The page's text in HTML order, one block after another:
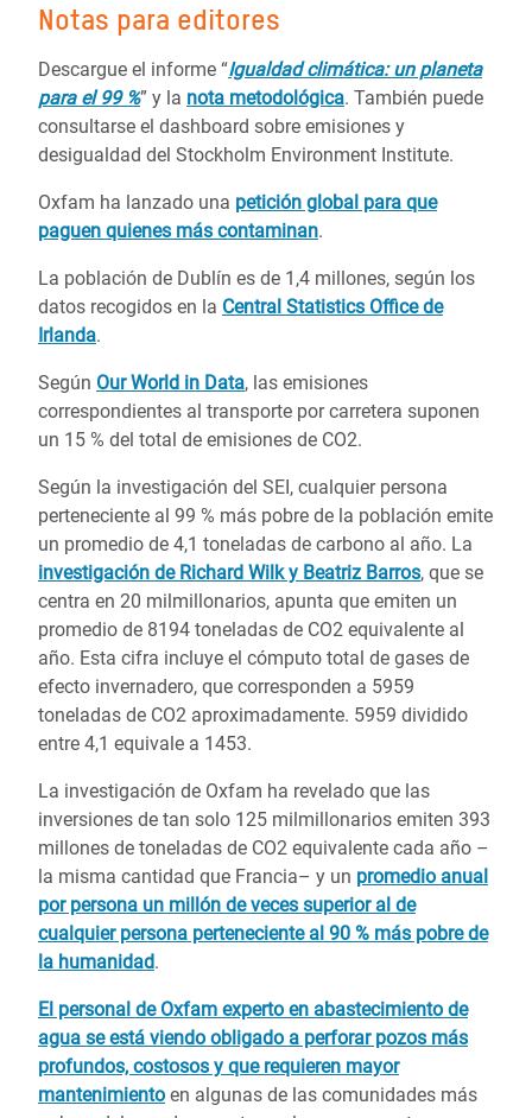
Notas para editores
Descargue el informe “Igualdad climática: un planeta
para el 99 %” y la nota metodológica. También puede
consultarse el dashboard sobre emisiones y
desigualdad del Stockholm Environment Institute.
Oxfam ha lanzado una petición global para que
paguen quienes más contaminan.
La población de Dublín es de 1,4 millones, según los
datos recogidos en la Central Statistics Office de
Irlanda.
Según Our World in Data, las emisiones
correspondientes al transporte por carretera suponen
un 15 % del total de emisiones de CO2.
Según la investigación del SEI, cualquier persona
perteneciente al 99 % más pobre de la población emite
un promedio de 4,1 toneladas de carbono al año. La
investigación de Richard Wilk y Beatriz Barros, que se
centra en 20 milmillonarios, apunta que emiten un
promedio de 8194 toneladas de CO2 equivalente al
año. Esta cifra incluye el cómputo total de gases de
efecto invernadero, que corresponden a 5959
toneladas de CO2 aproximadamente. 5959 dividido
entre 4,1 equivale a 1453.
La investigación de Oxfam ha revelado que las
inversiones de tan solo 125 milmillonarios emiten 393
millones de toneladas de CO2 equivalente cada año –
la misma cantidad que Francia– y un promedio anual
por persona un millón de veces superior al de
cualquier persona perteneciente al 90 % más pobre de
la humanidad.
El personal de Oxfam experto en abastecimiento de
agua se está viendo obligado a perforar pozos más
profundos, costosos y que requieren mayor
mantenimiento en algunas de las comunidades más